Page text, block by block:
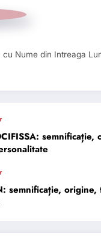
cu Nume din Intreaga
semnificație,
semnificație, origine,